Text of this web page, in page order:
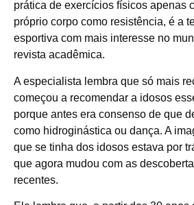
prática de exercícios físicos apenas
próprio corpo como resistência, é a
esportiva com mais interesse no
revista acadêmica.
A especialista lembra que só mais
começou a recomendar a idosos
porque antes era consenso de que
como hidroginástica ou dança. A
que se tinha dos idosos estava por
que agora mudou com as
recentes.